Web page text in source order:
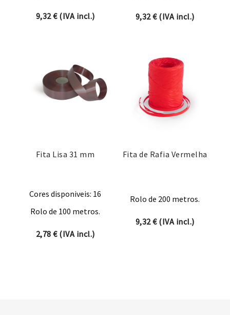
9,32€(IVA incl.) 9,32€(IVA incl.)
Fita Lisa 31 mm
Cores disponiveis: 16
Rolo de 100 metros.
2,78 €(IVA incl.)
Fita de Rafia Vermelha
Rolo de 200 metros.
9,32€(IVA incl.)